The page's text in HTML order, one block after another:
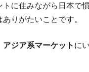
トに住みながら日本で
りがたいことです。
アジア系マーケット に